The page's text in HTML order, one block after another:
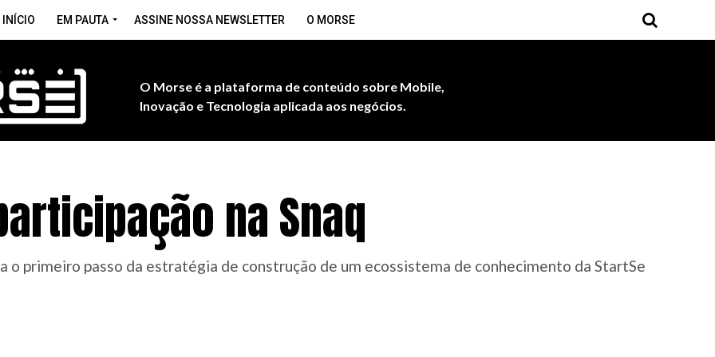
INÍCIO EM PAUTA ASSINE NOSSA NEWSLETTER O MORSE
O Morse é a plataforma de conteúdo sobre Mobile,
Inovação e Tecnologia aplicada aos negócios.
na Snaq
o primeiro passo da estratégia de construção de um ecossistema de conhecimento da StartSe